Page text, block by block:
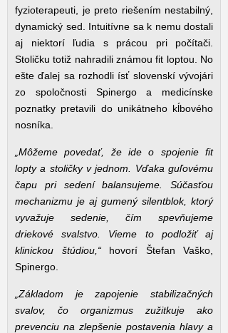
fyzioterapeuti, je preto riešením nestabilný,
dynamický sed. Intuitívne sa k nemu dostali
aj niektorí ľudia s prácou pri počítači.
Stoličku totiž nahradili známou fit loptou. No
ešte ďalej sa rozhodli ísť slovenskí vývojári
zo spoločnosti Spinergo a medicínske
poznatky pretavili do unikátneho kĺbového
nosníka.
„Môžeme povedať, že ide o spojenie fit
lopty a stoličky v jednom. Vďaka guľovému
čapu pri sedení balansujeme. Súčasťou
mechanizmu je aj gumený silentblok, ktorý
vyvažuje sedenie, čím spevňujeme
driekové svalstvo. Vieme to podložiť aj
klinickou štúdiou,“hovorí Štefan Vaško,
Spinergo.
„Základom je zapojenie stabilizačných
svalov, čo organizmus zužitkuje ako
prevenciu na zlepšenie postavenia hlavy a